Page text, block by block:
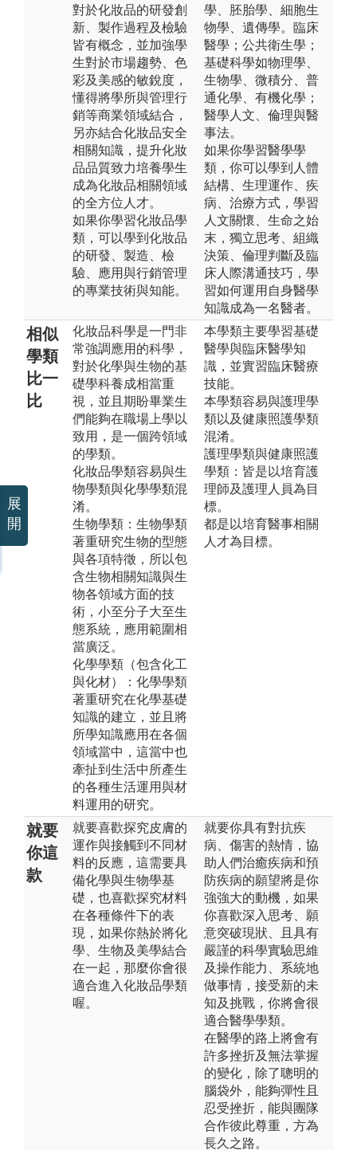
對於化妝品的研發創
新、製作過程及檢驗
皆有概念，並加強學
生對於市場趨勢、色
彩及美感的敏銳度，
懂得將學所與管理行
銷等商業領域結合，
另亦結合化妝品安全
相關知識，提升化妝
品品質致力培養學生
成為化妝品相關領域
的全方位人才。
如果你學習化妝品學
類，可以學到化妝品
的研發、製造、檢
驗、應用與行銷管理
的專業技術與知能。
學、胚胎學、細胞生
物學、遺傳學。臨床
醫學；公共衛生學；
基礎科學如物理學、
生物學、微積分、普
通化學、有機化學；
醫學人文、倫理與醫
事法。
如果你學習醫學學
類，你可以學到人體
結構、生理運作、疾
病、治療方式，學習
人文關懷、生命之始
末，獨立思考、組織
決策、倫理判斷及臨
床人際溝通技巧，學
習如何運用自身醫學
知識成為一名醫者。
相似
學類
比一
比
化妝品科學是一門非
常強調應用的科學，
對於化學與生物的基
礎學科養成相當重
視，並且期盼畢業生
們能夠在職場上學以
致用，是一個跨領域
的學類。
化妝品學類容易與生
物學類與化學學類混
淆。
生物學類：生物學類
著重研究生物的型態
與各項特徵，所以包
含生物相關知識與生
物各領域方面的技
術，小至分子大至生
態系統，應用範圍相
當廣泛。
化學學類（包含化工
與化材）：化學學類
著重研究在化學基礎
知識的建立，並且將
所學知識應用在各個
領域當中，這當中也
牽扯到生活中所產生
的各種生活運用與材
料運用的研究。
本學類主要學習基礎
醫學與臨床醫學知
識，並實習臨床醫療
技能。
本學類容易與護理學
類以及健康照護學類
混淆。
護理學類與健康照護
學類：皆是以培育護
理師及護理人員為目
標。
都是以培育醫事相關
人才為目標。
就要
你這
款
就要喜歡探究皮膚的
運作與接觸到不同材
料的反應，這需要具
備化學與生物學基
礎，也喜歡探究材料
在各種條件下的表
現，如果你熱於將化
學、生物及美學結合
在一起，那麼你會很
適合進入化妝品學類
喔。
就要你具有對抗疾
病、傷害的熱情，協
助人們治癒疾病和預
防疾病的願望將是你
強強大的動機，如果
你喜歡深入思考、願
意突破現狀、且具有
嚴謹的科學實驗思維
及操作能力、系統地
做事情，接受新的未
知及挑戰，你將會很
適合醫學學類。
在醫學的路上將會有
許多挫折及無法掌握
的變化，除了聰明的
腦袋外，能夠彈性且
忍受挫折，能與團隊
合作彼此尊重，方為
長久之路。
展
開